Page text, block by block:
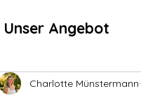
Unser Angebot
Charlotte Münstermann